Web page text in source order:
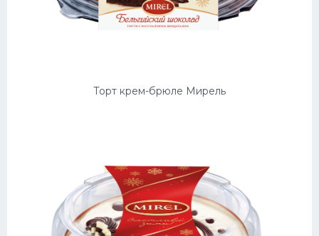
Торт крем-брюле Мирель